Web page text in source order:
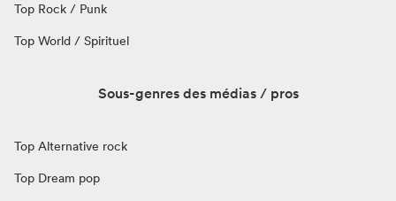
Top Rock / Punk
Top World / Spirituel
Sous-genres des médias / pros
Top Alternative rock
Top Dream pop